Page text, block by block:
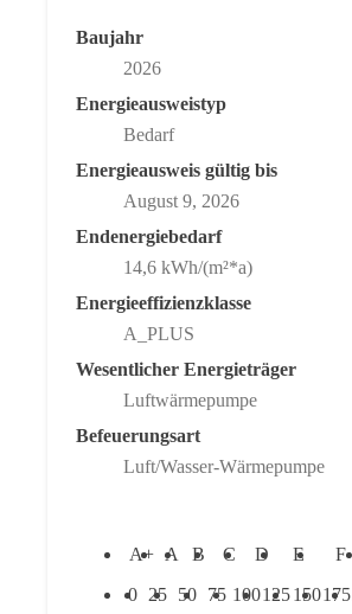
Baujahr
2026
Energieausweistyp
Bedarf
Energieausweis gültig bis
August 9, 2026
Endenergiebedarf
14,6 kWh/(m²*a)
Energieeffizienzklasse
A_PLUS
Wesentlicher Energieträger
Luftwärmepumpe
Befeuerungsart
Luft/Wasser-Wärmepumpe
A+ A B C D E F
0 25 50 75 100125150175